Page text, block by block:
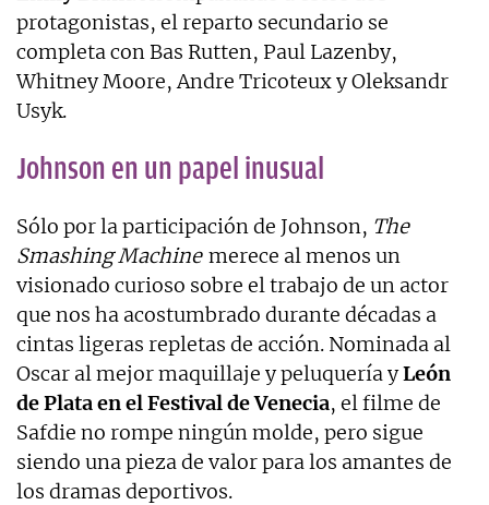
protagonistas, el reparto secundario se
completa con Bas Rutten, Paul Lazenby,
Whitney Moore, Andre Tricoteux y Oleksandr
Usyk.
Johnson en un papel inusual
Sólo por la participación de Johnson, The
Smashing Machine merece al menos un
visionado curioso sobre el trabajo de un actor
que nos ha acostumbrado durante décadas a
cintas ligeras repletas de acción. Nominada al
Oscar al mejor maquillaje y peluquería yLeón
de Plata en el Festival de Venecia, el filme de
Safdie no rompe ningún molde, pero sigue
siendo una pieza de valor para los amantes de
los dramas deportivos.